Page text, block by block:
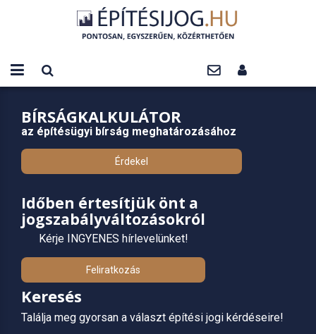
BÍRSÁGKALKULÁTOR
az építésügyi bírság meghatározásához
Érdekel
Időben értesítjük önt a
jogszabályváltozásokról
Kérje INGYENES hírlevelünket!
Feliratkozás
Keresés
Találja meg gyorsan a választ építési jogi kérdéseire!